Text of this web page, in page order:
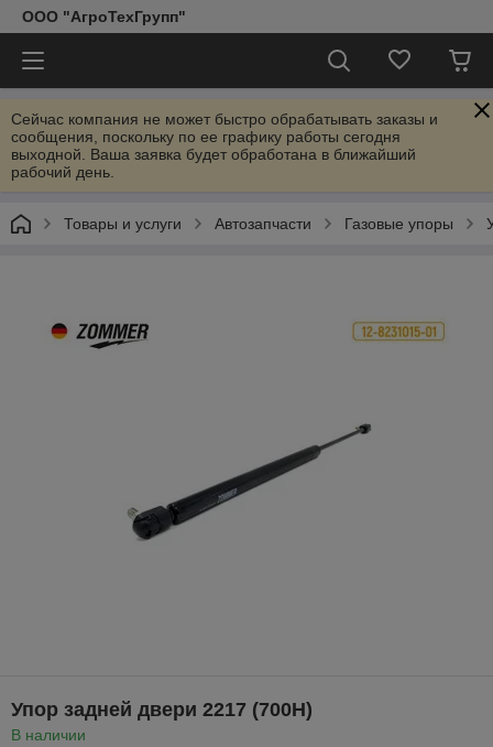
ООО "АгроТехГрупп"
Сейчас компания не может быстро обрабатывать заказы и
сообщения, поскольку по ее графику работы сегодня
выходной. Ваша заявка будет обработана в ближайший
рабочий день.
Товары и услуги Автозапчасти Газовые упоры
Упор задней двери 2217 (700Н)
В наличии